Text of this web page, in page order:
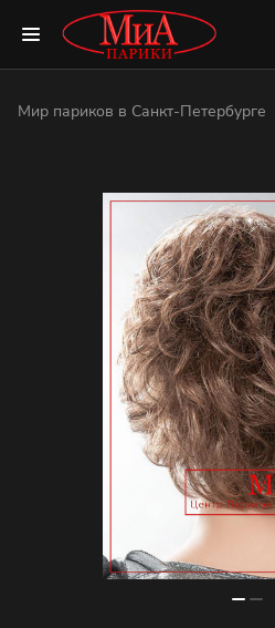
Мир париков в Санкт-Петербурге